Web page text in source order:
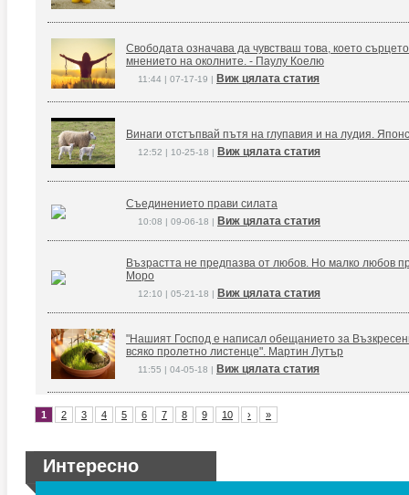
Свободата означава да чувстваш това, което
мнението на околните. - Паулу Коелю
11:44 | 07-17-19 | Виж цялата статия
Винаги отстъпвай пътя на глупавия и на лудия.
12:52 | 10-25-18 | Виж цялата статия
Съединението прави силата
10:08 | 09-06-18 | Виж цялата статия
Възрастта не предпазва от любов. Но малко любов
Моро
12:10 | 05-21-18 | Виж цялата статия
"Нашият Господ е написал обещанието за
всяко пролетно листенце". Мартин Лутър
11:55 | 04-05-18 | Виж цялата статия
1 2 3 4 5 6 7 8 9 10 › »
Интересно